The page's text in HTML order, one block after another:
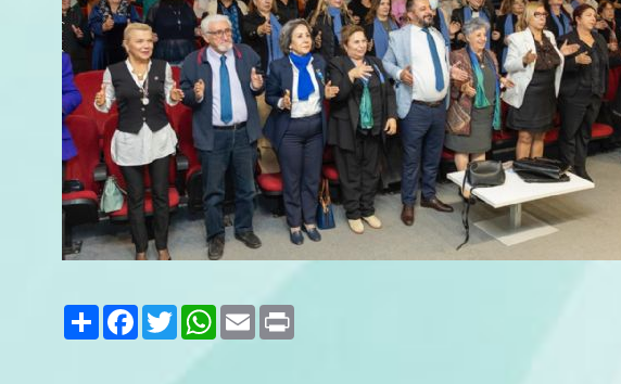
PaylaşFacebook
TwitterWhatsApp
Email